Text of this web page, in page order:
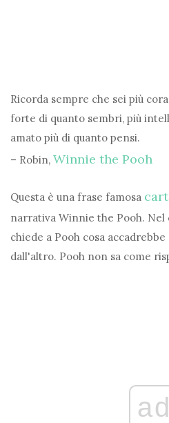
Ricorda sempre che sei più
forte di quanto sembri, più
amato più di quanto pensi.
– Robin, Winnie the Pooh
Questa è una frase famosa
narrativa Winnie the Pooh.
chiede a Pooh cosa
dall'altro. Pooh non sa come
ad